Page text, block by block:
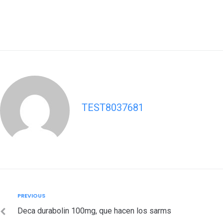
TEST8037681
navigation
Previous
PREVIOUS
Deca durabolin 100mg, que hacen los sarms